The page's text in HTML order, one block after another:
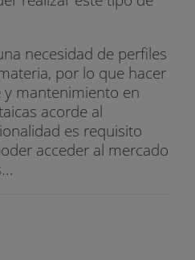
necesidad de perfiles
por lo que hacer
mantenimiento en
acorde al
es requisito
acceder al mercado